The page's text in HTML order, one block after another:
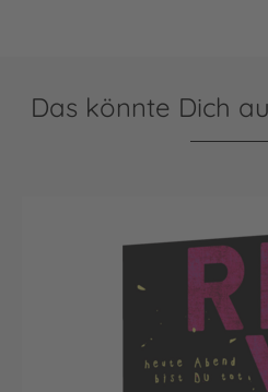
Das könnte Dich